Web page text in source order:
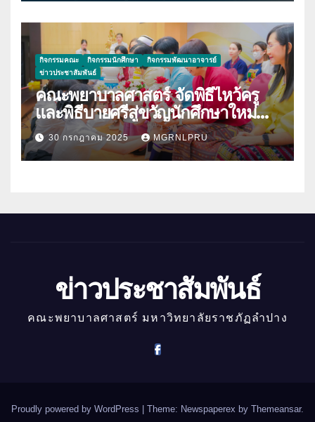
กิจกรรมคณะ กิจกรรมนักศึกษา
กิจกรรมพัฒนาอาจารย์
ข่าวประชาสัมพันธ์
คณะพยาบาลศาสตร์ จัดพิธีไหว้ครู
และพิธีบายศรีสู่ขวัญนักศึกษาใหม่
ประจำปีการศึกษา 2568
30 กรกฎาคม 2025 MGRNLPRU
ข่าวประชาสัมพันธ์
คณะพยาบาลศาสตร์ มหาวิทยาลัยราชภัฏลำปาง
Proudly powered by WordPress Theme: Newspaperex by Themeansar.